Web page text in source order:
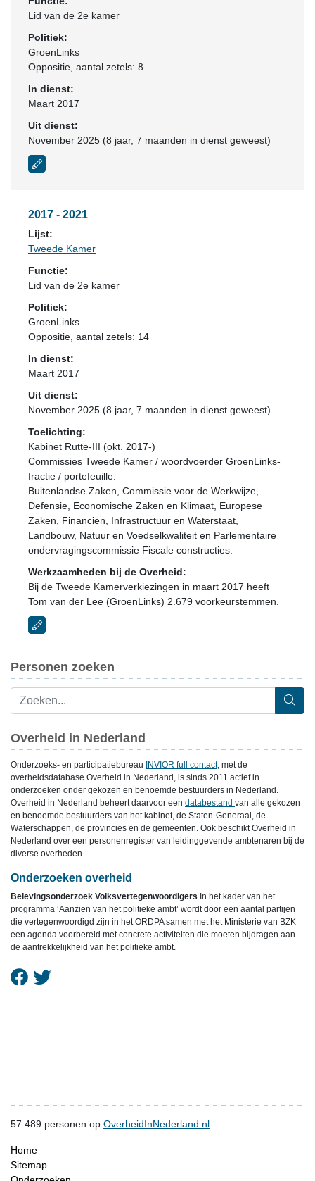
Lid van de 2e kamer
Politiek:
GroenLinks
Oppositie , aantal zetels: 8
In dienst:
Maart 2017
Uit dienst:
November 2025 (8 jaar, 7 maanden in dienst geweest)
2017 - 2021
Lijst:
Tweede Kamer
Functie:
Lid van de 2e kamer
Politiek:
GroenLinks
Oppositie , aantal zetels: 14
In dienst:
Maart 2017
Uit dienst:
November 2025 (8 jaar, 7 maanden in dienst geweest)
Toelichting:
Kabinet Rutte-III (okt. 2017-)
Commissies Tweede Kamer / woordvoerder GroenLinks-
fractie / portefeuille:
Buitenlandse Zaken, Commissie voor de Werkwijze,
Defensie, Economische Zaken en Klimaat, Europese
Zaken, Financiën, Infrastructuur en Waterstaat,
Landbouw, Natuur en Voedselkwaliteit en Parlementaire
ondervragingscommissie Fiscale constructies.
Werkzaamheden bij de Overheid:
Bij de Tweede Kamerverkiezingen in maart 2017 heeft
Tom van der Lee (GroenLinks) 2.679 voorkeurstemmen.
Personen zoeken
Overheid in Nederland
Onderzoeks- en participatiebureau INVIOR full contact, met de
overheidsdatabase Overheid in Nederland, is sinds 2011 actief in
onderzoeken onder gekozen en benoemde bestuurders in Nederland.
Overheid in Nederland beheert daarvoor een databestand van alle gekozen
en benoemde bestuurders van het kabinet, de Staten-Generaal, de
Waterschappen, de provincies en de gemeenten. Ook beschikt Overheid in
Nederland over een personenregister van leidinggevende ambtenaren bij de
diverse overheden.
Onderzoeken overheid
Belevingsonderzoek Volksvertegenwoordigers In het kader van het
programma ‘Aanzien van het politieke ambt’ wordt door een aantal partijen
die vertegenwoordigd zijn in het ORDPA samen met het Ministerie van BZK
een agenda voorbereid met concrete activiteiten die moeten bijdragen aan
de aantrekkelijkheid van het politieke ambt.
57.489 personen op OverheidInNederland.nl
Home
Sitemap